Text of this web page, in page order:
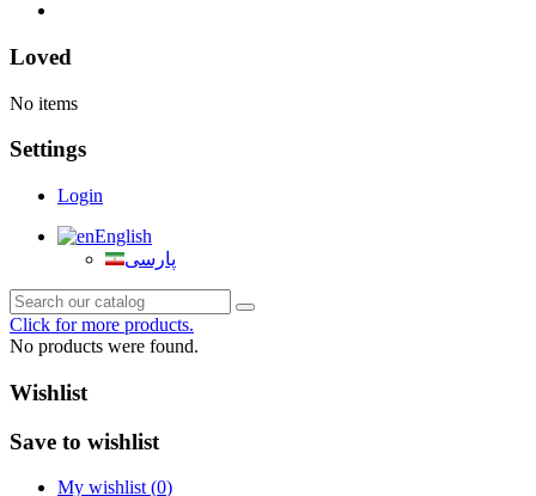
Loved
No items
Settings
Login
English
پارسی
Click for more products.
No products were found.
Wishlist
Save to wishlist
My wishlist (0)